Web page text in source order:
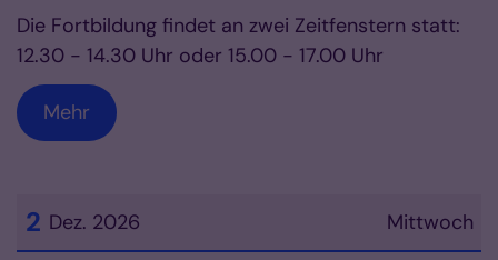
Die Fortbildung findet an zwei Zeitfenstern statt:
12.30 - 14.30 Uhr oder 15.00 - 17.00 Uhr
Mehr
Mittwoch
2 Dez. 2026